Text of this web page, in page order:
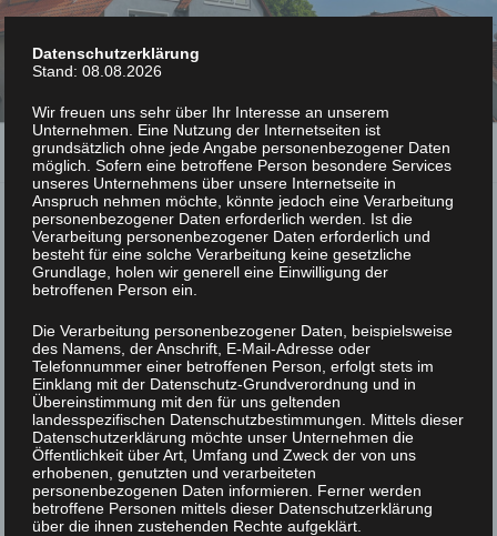
Zum
Inhalt
springenNOECKEL
Menü
IMPRESSUM
Angaben gemäß § 5 TMG:
Mark Nöckel Familie 2025 Stiftung
Physiotherapie
Stolberger Strasse 49
99734 Nordhausen
Vertreten durch: Mark Noeckel
Kontakt: Stolberger Straße 49
Datenschutzerklärung
Stand: 08.08.2026
Wir freuen uns sehr über Ihr Interesse an unserem
Unternehmen. Eine Nutzung der Internetseiten ist
grundsätzlich ohne jede Angabe personenbezogener Daten
möglich. Sofern eine betroffene Person besondere Services
unseres Unternehmens über unsere Internetseite in
Anspruch nehmen möchte, könnte jedoch eine Verarbeitung
personenbezogener Daten erforderlich werden. Ist die
Verarbeitung personenbezogener Daten erforderlich und
besteht für eine solche Verarbeitung keine gesetzliche
Grundlage, holen wir generell eine Einwilligung der
betroffenen Person ein.
Die Verarbeitung personenbezogener Daten, beispielsweise
des Namens, der Anschrift, E-Mail-Adresse oder
Telefonnummer einer betroffenen Person, erfolgt stets im
Einklang mit der Datenschutz-Grundverordnung und in
Übereinstimmung mit den für uns geltenden
landesspezifischen Datenschutzbestimmungen. Mittels dieser
Datenschutzerklärung möchte unser Unternehmen die
Öffentlichkeit über Art, Umfang und Zweck der von uns
erhobenen, genutzten und verarbeiteten
personenbezogenen Daten informieren. Ferner werden
betroffene Personen mittels dieser Datenschutzerklärung
über die ihnen zustehenden Rechte aufgeklärt.